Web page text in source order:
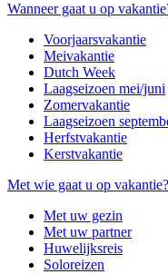
Wanneer gaat u op
Voorjaarsvakantie
Meivakantie
Dutch Week
Laagseizoen mei/juni
Zomervakantie
Laagseizoen
Herfstvakantie
Kerstvakantie
Met wie gaat u op vakantie?
Met uw gezin
Met uw partner
Huwelijksreis
Soloreizen